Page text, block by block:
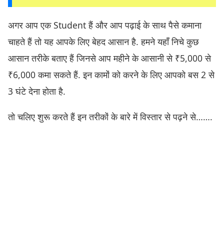
अगर आप एक Student हैं और आप पढ़ाई के साथ पैसे कमाना
चाहते हैं तो यह आपके लिए बेहद आसान है. हमने यहाँ निचे कुछ
आसान तरीके बताए हैं जिनसे आप महीने के आसानी से ₹5,000 से
₹6,000 कमा सकते हैं. इन कामों को करने के लिए आपको बस 2 से
3 घंटे देना होता है.
तो चलिए शुरू करते हैं इन तरीकों के बारे में विस्तार से पढ़ने से…….